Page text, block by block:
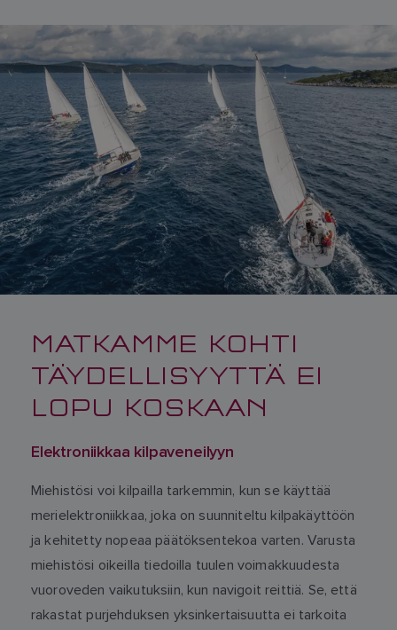
MATKAMME KOHTI
TÄYDELLISYYTTÄ EI
LOPU KOSKAAN
Elektroniikkaa kilpaveneilyyn
Miehistösi voi kilpailla tarkemmin, kun se käyttää
merielektroniikkaa, joka on suunniteltu kilpakäyttöön
ja kehitetty nopeaa päätöksentekoa varten. Varusta
miehistösi oikeilla tiedoilla tuulen voimakkuudesta
vuoroveden vaikutuksiin, kun navigoit reittiä. Se, että
rakastat purjehduksen yksinkertaisuutta ei tarkoita